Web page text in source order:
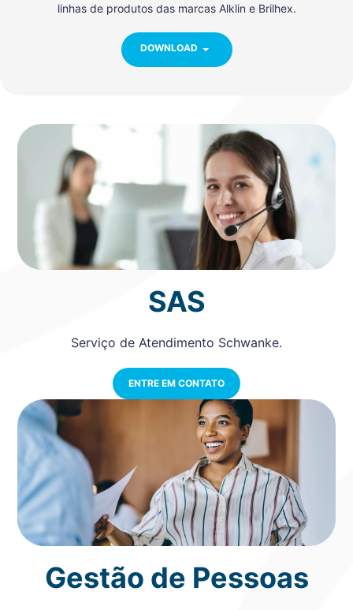
linhas de produtos das marcas Alklin e Brilhex.
DOWNLOAD
SAS
Serviço de Atendimento Schwanke.
ENTRE EM CONTATO
Gestão de Pessoas